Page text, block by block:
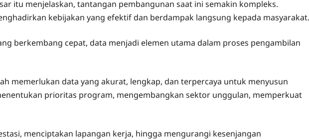
itu menjelaskan, tantangan pembangunan saat ini semakin kompleks.
kebijakan yang efektif dan berdampak langsung kepada masyarakat.
berkembang cepat, data menjadi elemen utama dalam proses pengambilan
memerlukan data yang akurat, lengkap, dan terpercaya untuk menyusun
prioritas program, mengembangkan sektor unggulan, memperkuat
menciptakan lapangan kerja, hingga mengurangi kesenjangan